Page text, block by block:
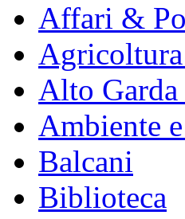
Affari &
Alto Garda
Ambiente
Balcani
Biblioteca